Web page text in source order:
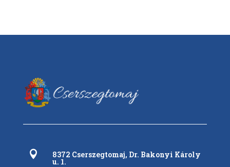
 8372 Cserszegtomaj, Dr. Bakonyi Károly
u. 1.